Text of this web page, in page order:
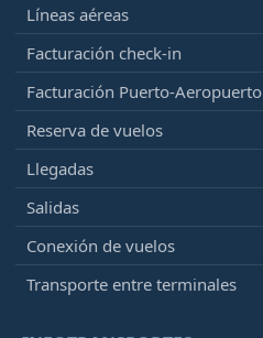
Líneas aéreas
Facturación check-in
Facturación Puerto-Aeropuerto
Reserva de vuelos
Llegadas
Salidas
Conexión de vuelos
Transporte entre terminales